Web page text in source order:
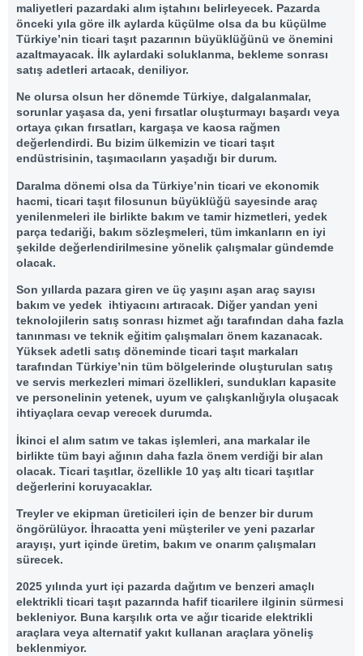
maliyetleri pazardaki alım iştahını belirleyecek. Pazarda
önceki yıla göre ilk aylarda küçülme olsa da bu küçülme
Türkiye’nin ticari taşıt pazarının büyüklüğünü ve önemini
azaltmayacak. İlk aylardaki soluklanma, bekleme sonrası
satış adetleri artacak, deniliyor.
Ne olursa olsun her dönemde Türkiye, dalgalanmalar,
sorunlar yaşasa da, yeni fırsatlar oluşturmayı başardı veya
ortaya çıkan fırsatları, kargaşa ve kaosa rağmen
değerlendirdi. Bu bizim ülkemizin ve ticari taşıt
endüstrisinin, taşımacıların yaşadığı bir durum.
Daralma dönemi olsa da Türkiye’nin ticari ve ekonomik
hacmi, ticari taşıt filosunun büyüklüğü sayesinde araç
yenilenmeleri ile birlikte bakım ve tamir hizmetleri, yedek
parça tedariği, bakım sözleşmeleri, tüm imkanların en iyi
şekilde değerlendirilmesine yönelik çalışmalar gündemde
olacak.
Son yıllarda pazara giren ve üç yaşını aşan araç sayısı
bakım ve yedek ihtiyacını artıracak. Diğer yandan yeni
teknolojilerin satış sonrası hizmet ağı tarafından daha fazla
tanınması ve teknik eğitim çalışmaları önem kazanacak.
Yüksek adetli satış döneminde ticari taşıt markaları
tarafından Türkiye’nin tüm bölgelerinde oluşturulan satış
ve servis merkezleri mimari özellikleri, sundukları kapasite
ve personelinin yetenek, uyum ve çalışkanlığıyla oluşacak
ihtiyaçlara cevap verecek durumda.
İkinci el alım satım ve takas işlemleri, ana markalar ile
birlikte tüm bayi ağının daha fazla önem verdiği bir alan
olacak. Ticari taşıtlar, özellikle 10 yaş altı ticari taşıtlar
değerlerini koruyacaklar.
Treyler ve ekipman üreticileri için de benzer bir durum
öngörülüyor. İhracatta yeni müşteriler ve yeni pazarlar
arayışı, yurt içinde üretim, bakım ve onarım çalışmaları
sürecek.
2025 yılında yurt içi pazarda dağıtım ve benzeri amaçlı
elektrikli ticari taşıt pazarında hafif ticarilere ilginin sürmesi
bekleniyor. Buna karşılık orta ve ağır ticaride elektrikli
araçlara veya alternatif yakıt kullanan araçlara yöneliş
beklenmiyor.